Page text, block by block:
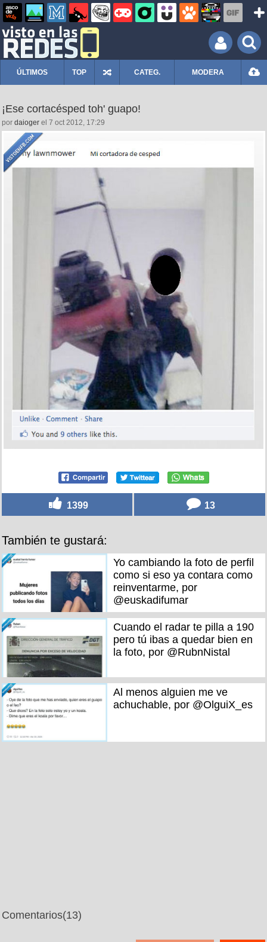
ÚLTIMOS TOP CATEG. MODERA
¡Ese cortacésped toh' guapo!
por daioger el 7 oct 2012, 17:29
1399 13
También te gustará:
Yo cambiando la foto de perfil
como si eso ya contara como
reinventarme, por
@euskadifumar
Cuando el radar te pilla a 190
pero tú ibas a quedar bien en
la foto, por @RubnNistal
Al menos alguien me ve
achuchable, por @OlguiX_es
Comentarios(13)